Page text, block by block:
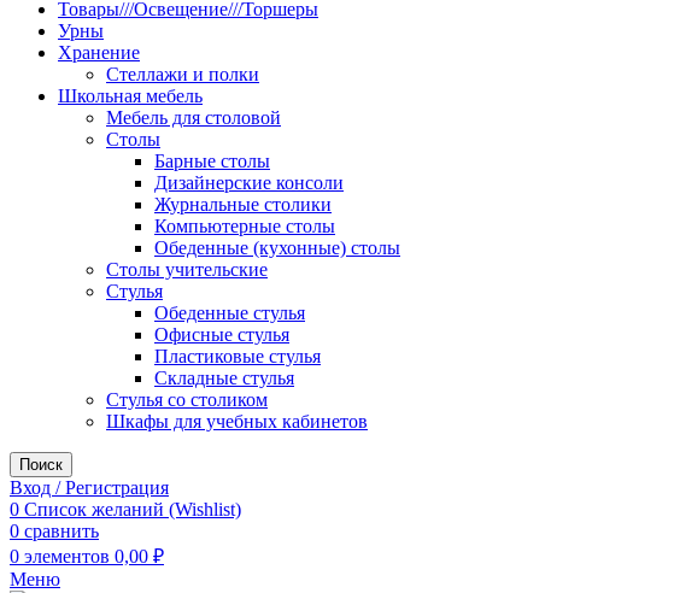
Товары///Освещение///Торшеры
Урны
Хранение
Стеллажи и полки
Школьная мебель
Мебель для столовой
Столы
Барные столы
Дизайнерские консоли
Журнальные столики
Компьютерные столы
Обеденные (кухонные) столы
Столы учительские
Стулья
Обеденные стулья
Офисные стулья
Пластиковые стулья
Складные стулья
Стулья со столиком
Шкафы для учебных кабинетов
Поиск
Вход / Регистрация
0 Список желаний (Wishlist)
0 сравнить
0 элементов 0,00 ₽
Меню